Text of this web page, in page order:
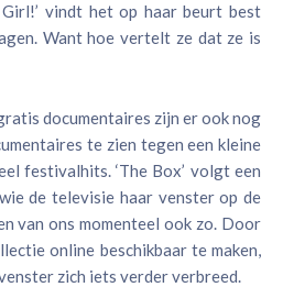
Girl!’ vindt het op haar beurt best
Want hoe vertelt ze dat ze is
documentaires zijn er ook nog
te zien tegen een kleine
festivalhits. ‘The Box’ volgt een
de televisie haar venster op de
van ons momenteel ook zo. Door
online beschikbaar te maken,
zich iets verder verbreed.